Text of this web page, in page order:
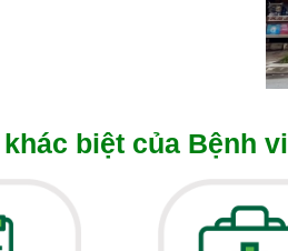
biệt của Bệnh